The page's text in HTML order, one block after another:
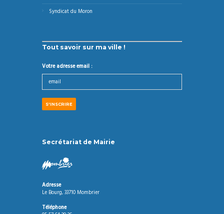
Syndicat du Moron
Tout savoir sur ma ville !
Votre adresse email :
Secrétariat de Mairie
Adresse
Le Bourg, 33710 Mombrier
Téléphone